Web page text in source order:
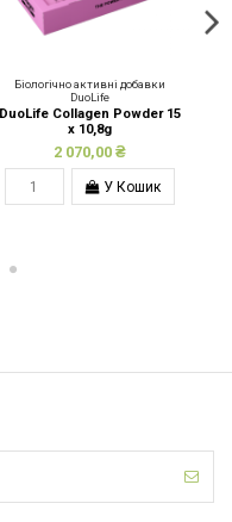
Біологічно активні добавки
DuoLife
DuoLife Collagen Powder 15
x 10,8g
2 070,00 ₴
У Кошик